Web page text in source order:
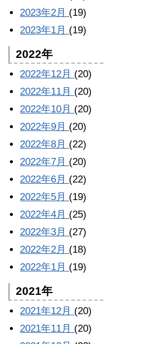
2023年2月 (19)
2023年1月 (19)
2022年
2022年12月 (20)
2022年11月 (20)
2022年10月 (20)
2022年9月 (20)
2022年8月 (22)
2022年7月 (20)
2022年6月 (22)
2022年5月 (19)
2022年4月 (25)
2022年3月 (27)
2022年2月 (18)
2022年1月 (19)
2021年
2021年12月 (20)
2021年11月 (20)